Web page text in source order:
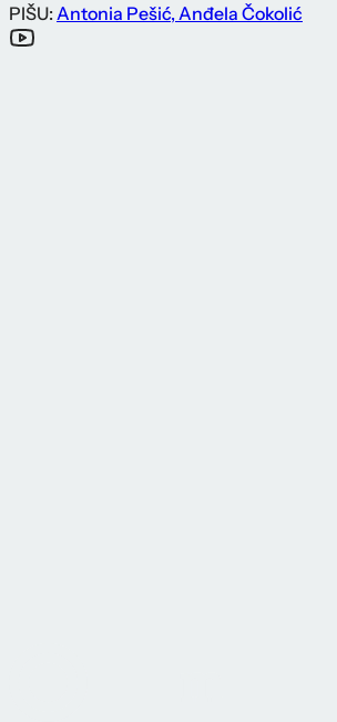
PIŠU: Antonia Pešić, Anđela Čokolić